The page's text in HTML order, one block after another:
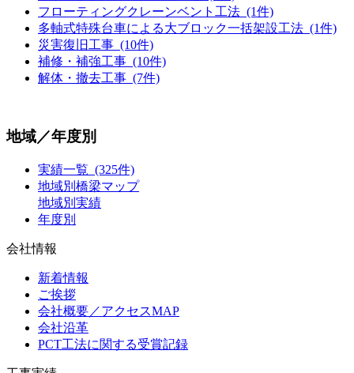
フローティングクレーンベント工法 (1件)
多軸式特殊台車による大ブロック一括架設工法 (1件)
災害復旧工事 (10件)
補修・補強工事 (10件)
解体・撤去工事 (7件)
地域／年度別
実績一覧 (325件)
地域別橋梁マップ
地域別実績
年度別
会社情報
新着情報
ご挨拶
会社概要／アクセスMAP
会社沿革
PCT工法に関する受賞記録